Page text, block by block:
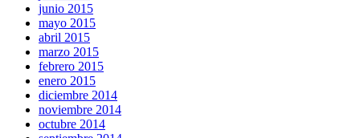
junio 2015
mayo 2015
abril 2015
marzo 2015
febrero 2015
enero 2015
diciembre 2014
noviembre 2014
octubre 2014